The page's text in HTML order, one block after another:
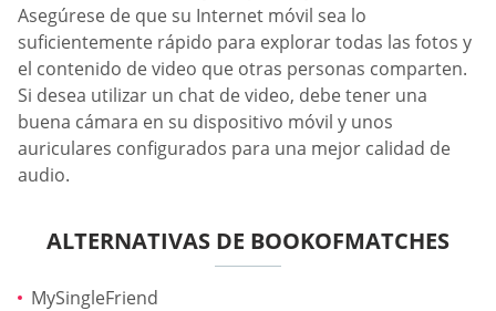
Asegúrese de que su Internet móvil sea lo
suficientemente rápido para explorar todas las fotos y
el contenido de video que otras personas comparten.
Si desea utilizar un chat de video, debe tener una
buena cámara en su dispositivo móvil y unos
auriculares configurados para una mejor calidad de
audio.
ALTERNATIVAS DE BOOKOFMATCHES
MySingleFriend